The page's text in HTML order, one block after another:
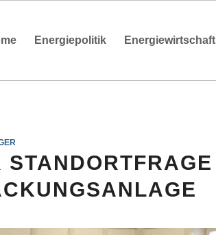
Energiepolitik Energiewirtschaft